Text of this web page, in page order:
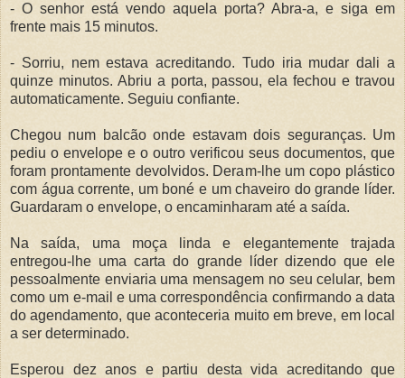
- O senhor está vendo aquela porta? Abra-a, e siga em
frente mais 15 minutos.
- Sorriu, nem estava acreditando. Tudo iria mudar dali a
quinze minutos. Abriu a porta, passou, ela fechou e travou
automaticamente. Seguiu confiante.
Chegou num balcão onde estavam dois seguranças. Um
pediu o envelope e o outro verificou seus documentos, que
foram prontamente devolvidos. Deram-lhe um copo plástico
com água corrente, um boné e um chaveiro do grande líder.
Guardaram o envelope, o encaminharam até a saída.
Na saída, uma moça linda e elegantemente trajada
entregou-lhe uma carta do grande líder dizendo que ele
pessoalmente enviaria uma mensagem no seu celular, bem
como um e-mail e uma correspondência confirmando a data
do agendamento, que aconteceria muito em breve, em local
a ser determinado.
Esperou dez anos e partiu desta vida acreditando que